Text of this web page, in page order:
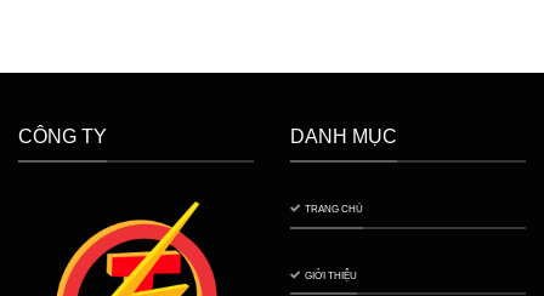
CÔNG TY DANH MỤC
TRANG CHỦ
GIỚI THIỆU